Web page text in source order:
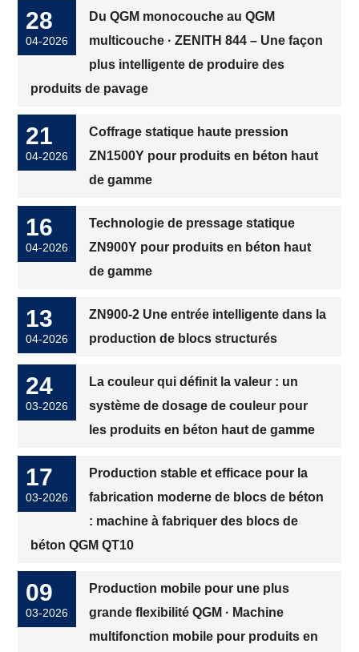
28
04-2026
Du QGM monocouche au QGM
multicouche · ZENITH 844 – Une façon
plus intelligente de produire des
produits de pavage
21
04-2026
Coffrage statique haute pression
ZN1500Y pour produits en béton haut
de gamme
16
04-2026
Technologie de pressage statique
ZN900Y pour produits en béton haut
de gamme
13
04-2026
ZN900-2 Une entrée intelligente dans la
production de blocs structurés
24
03-2026
La couleur qui définit la valeur : un
système de dosage de couleur pour
les produits en béton haut de gamme
17
03-2026
Production stable et efficace pour la
fabrication moderne de blocs de béton
: machine à fabriquer des blocs de
béton QGM QT10
09
03-2026
Production mobile pour une plus
grande flexibilité QGM · Machine
multifonction mobile pour produits en